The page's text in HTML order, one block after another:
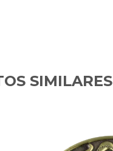
SIMILARES